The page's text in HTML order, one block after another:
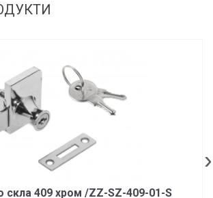
скла 409 хром /ZZ-SZ-409-01-S